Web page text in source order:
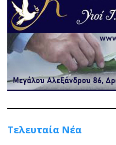
Τελευταία Νέα